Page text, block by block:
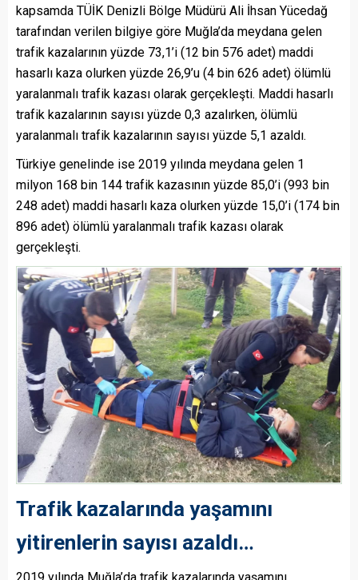
kapsamda TÜİK Denizli Bölge Müdürü Ali İhsan Yücedağ
tarafından verilen bilgiye göre Muğla’da meydana gelen
trafik kazalarının yüzde 73,1’i (12 bin 576 adet) maddi
hasarlı kaza olurken yüzde 26,9’u (4 bin 626 adet) ölümlü
yaralanmalı trafik kazası olarak gerçekleşti. Maddi hasarlı
trafik kazalarının sayısı yüzde 0,3 azalırken, ölümlü
yaralanmalı trafik kazalarının sayısı yüzde 5,1 azaldı.
Türkiye genelinde ise 2019 yılında meydana gelen 1
milyon 168 bin 144 trafik kazasının yüzde 85,0’i (993 bin
248 adet) maddi hasarlı kaza olurken yüzde 15,0’i (174 bin
896 adet) ölümlü yaralanmalı trafik kazası olarak
gerçekleşti.
Trafik kazalarında yaşamını
yitirenlerin sayısı azaldı…